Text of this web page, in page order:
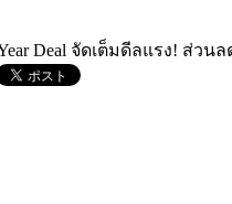
Deal จัดเต็มดีลแรง! ส่วน